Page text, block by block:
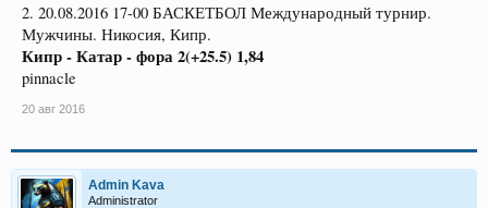
2. 20.08.2016 17-00 БАСКЕТБОЛ Международный турнир.
Мужчины. Никосия, Кипр.
Кипр - Катар - фора 2(+25.5) 1,84
pinnacle
20 авг 2016
Admin Kava
Administrator